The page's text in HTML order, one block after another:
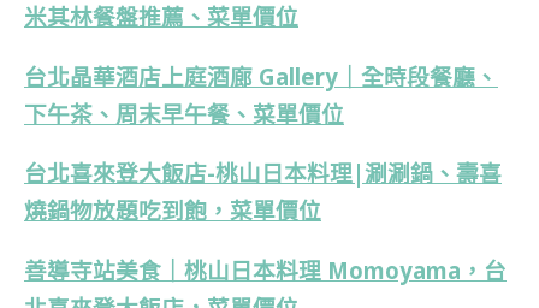
米其林餐盤推薦、菜單價位
台北晶華酒店上庭酒廊 Gallery｜全時段餐廳、
下午茶、周末早午餐、菜單價位
台北喜來登大飯店-桃山日本料理|涮涮鍋、壽喜
燒鍋物放題吃到飽，菜單價位
善導寺站美食｜桃山日本料理 Momoyama，台